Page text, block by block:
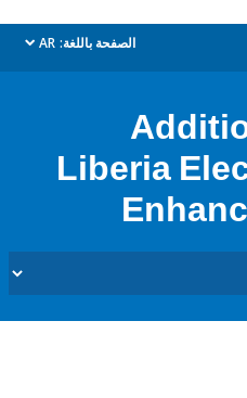
الصفحة باللغة: AR
dropdown
Liberia